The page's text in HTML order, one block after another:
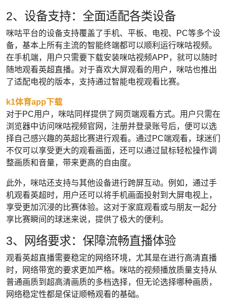
2、设备支持：全面适配各类设备
咪咕平台的设备支持覆盖了手机、平板、电视、PC等多个设
备，基本上所有主流的智能终端都可以顺利运行咪咕视频。
在手机端，用户只需要下载安装咪咕视频APP，就可以随时
随地观看英超直播。对于喜欢大屏观看的用户，咪咕也推出
了适配电视的版本，支持通过智能电视观看比赛。
k1体育app下载
对于PC用户，咪咕同样提供了网页端观看方式。用户只需在
浏览器中访问咪咕视频官网，注册并登录账号后，便可以选
择自己感兴趣的英超比赛进行观看。通过PC端观看，球迷们
不仅可以享受更大的观看画面，还可以通过鼠标轻松操作调
整画质和音量，带来更高的自由度。
此外，咪咕还支持与其他设备进行跨屏互动。例如，通过手
机观看英超时，用户还可以将手机画面投射到大屏电视上，
享受更加沉浸的比赛体验。这对于家庭观看或与朋友一起分
享比赛瞬间的球迷来说，提供了极大的便利。
3、网络要求：保障流畅直播体验
观看英超直播需要稳定的网络环境，尤其是在进行高清直播
时，网络带宽的要求更加严格。咪咕的视频播放质量支持从
普通画质到超高清画质的多档选择，但无论选择哪种画质，
网络稳定性都是保证顺畅观看的基础。